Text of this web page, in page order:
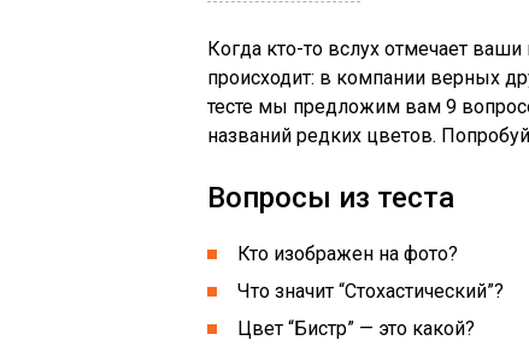
Когда кто-то вслух отмечает
происходит: в компании верных
тесте мы предложим вам 9
названий редких цветов.
Вопросы из теста
Кто изображен на фото?
Что значит “Стохастический”?
Цвет “Бистр” — это какой?